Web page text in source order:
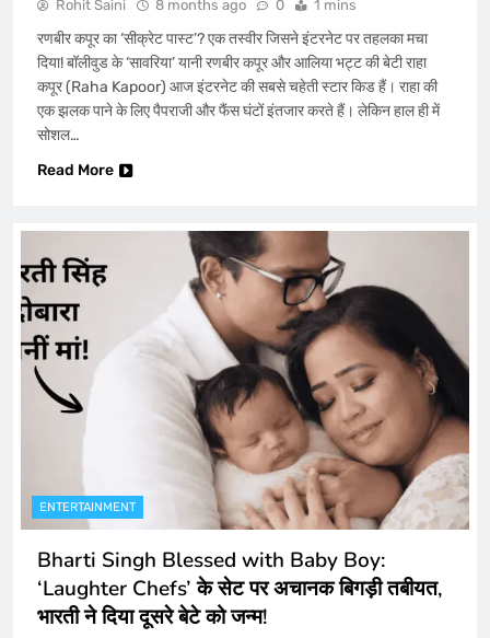
Rohit Saini 8 months ago 0 1 mins
रणबीर कपूर का ‘सीक्रेट पास्ट’? एक तस्वीर जिसने इंटरनेट पर तहलका मचा
दिया! बॉलीवुड के ‘सावरिया’ यानी रणबीर कपूर और आलिया भट्ट की बेटी राहा
कपूर (Raha Kapoor) आज इंटरनेट की सबसे चहेती स्टार किड हैं। राहा की
एक झलक पाने के लिए पैपराजी और फैंस घंटों इंतजार करते हैं। लेकिन हाल ही में
सोशल…
Read More
ENTERTAINMENT
Bharti Singh Blessed with Baby Boy:
‘Laughter Chefs’ के सेट पर अचानक बिगड़ी तबीयत,
भारती ने दिया दूसरे बेटे को जन्म!